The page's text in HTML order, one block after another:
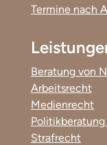
Termine nach
Beratung von
Arbeitsrecht
Medienrecht
Strafrecht